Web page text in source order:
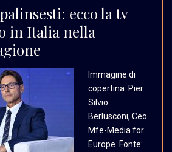
ecco la tv
in Italia nella
Immagine di
copertina: Pier
Silvio
Berlusconi, Ceo
Mfe-Media for
Europe. Fonte: